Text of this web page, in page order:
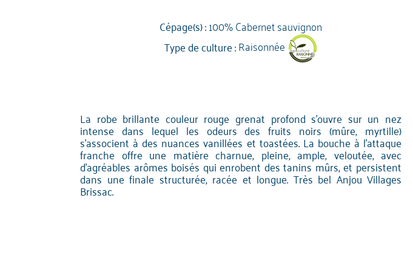
Cépage(s) :100% Cabernet sauvignon
Type de culture :Raisonnée
La robe brillante couleur rouge grenat profond s'ouvre sur un nez
intense dans lequel les odeurs des fruits noirs (mûre, myrtille)
s'associent à des nuances vanillées et toastées. La bouche à l'attaque
franche offre une matière charnue, pleine, ample, veloutée, avec
d'agréables arômes boisés qui enrobent des tanins mûrs, et persistent
dans une finale structurée, racée et longue. Très bel Anjou Villages
Brissac.